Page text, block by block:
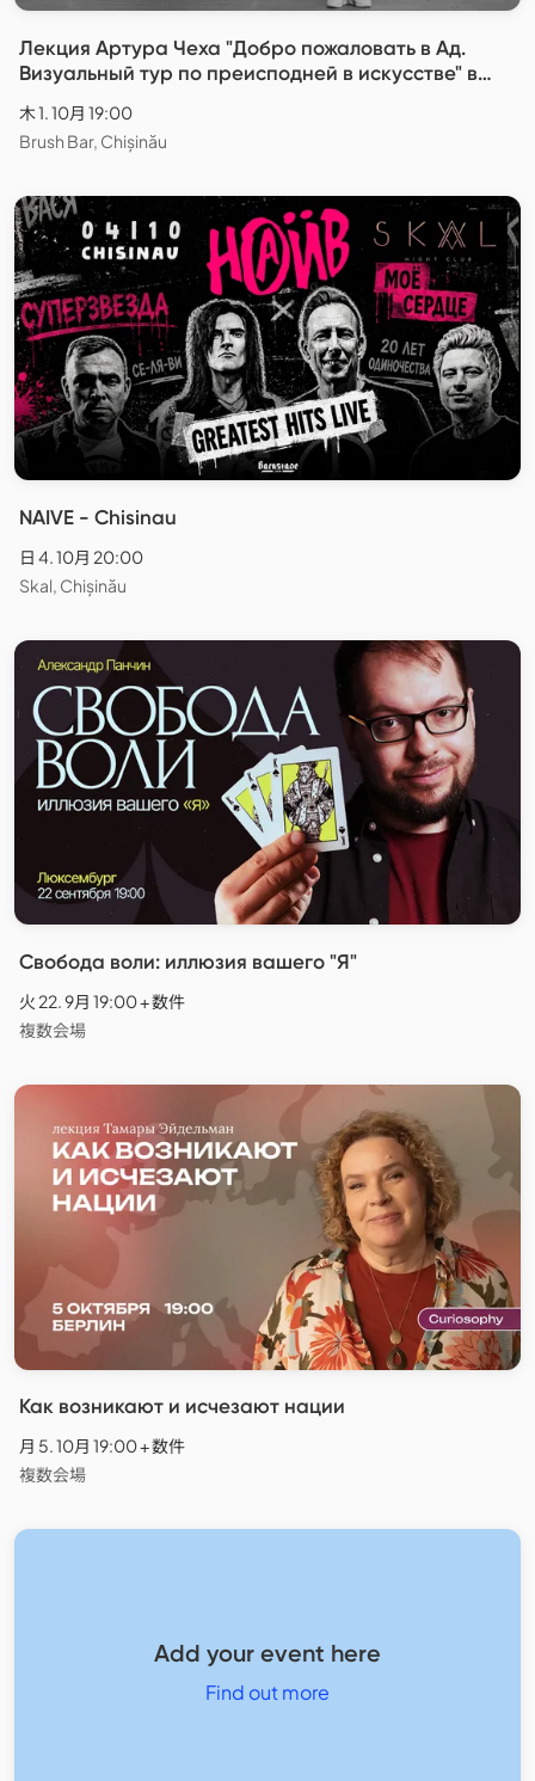
Лекция Артура Чеха "Добро пожаловать в Ад.
Визуальный тур по преисподней в искусстве" в
木 1. 10月 19:00
Brush Bar, Chișinău
NAIVE - Chisinau
日 4. 10月 20:00
Skal, Chișinău
Свобода воли: иллюзия вашего "Я"
火 22. 9月 19:00 + 数件
複数会場
Как возникают и исчезают нации
月 5. 10月 19:00 + 数件
複数会場
Add your event here
Find out more